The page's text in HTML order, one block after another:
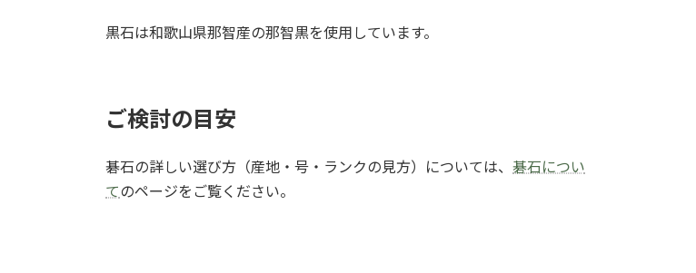
黒石は和歌山県那智産の那智黒を使用しています。
ご検討の目安
碁石の詳しい選び方（産地・号・ランクの見方）については、碁石につい
てのページをご覧ください。